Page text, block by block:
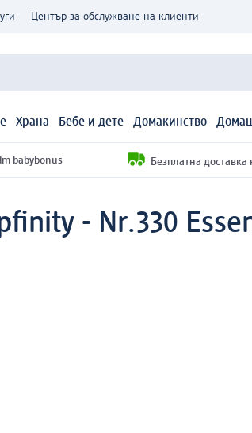
Център за обслужване на клиенти
Храна Бебе и дете Домакинство
babybonus Безплатна доставка
- Nr.330